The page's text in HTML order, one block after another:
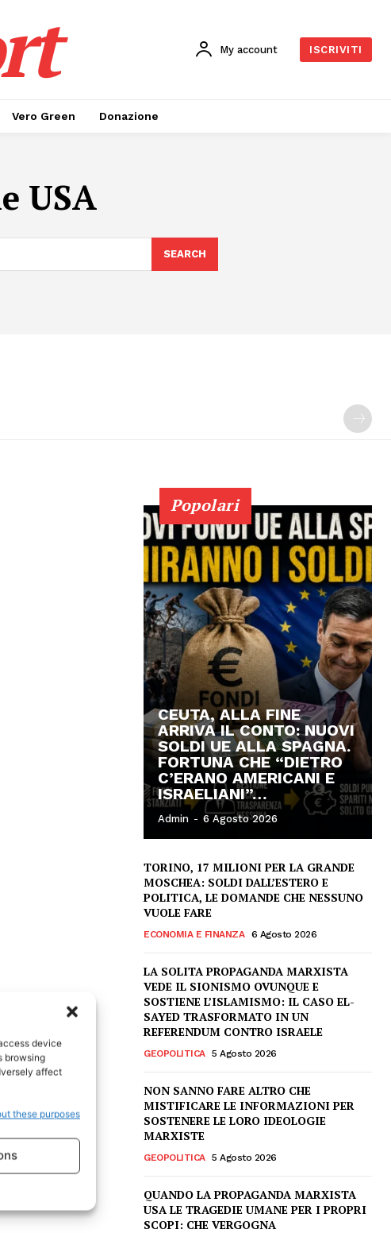
device
browsing
affect
these purposes
My account ISCRIVITI
Vero Green Donazione
USA
SEARCH
Popolari
CEUTA, ALLA FINE
ARRIVA IL CONTO: NUOVI
SOLDI UE ALLA SPAGNA.
FORTUNA CHE “DIETRO
C’ERANO AMERICANI E
ISRAELIANI”…
Admin - 6 Agosto 2026
TORINO, 17 MILIONI PER LA GRANDE
MOSCHEA: SOLDI DALL’ESTERO E
POLITICA, LE DOMANDE CHE NESSUNO
VUOLE FARE
ECONOMIA E FINANZA 6 Agosto 2026
LA SOLITA PROPAGANDA MARXISTA
VEDE IL SIONISMO OVUNQUE E
SOSTIENE L’ISLAMISMO: IL CASO EL-
SAYED TRASFORMATO IN UN
REFERENDUM CONTRO ISRAELE
GEOPOLITICA 5 Agosto 2026
NON SANNO FARE ALTRO CHE
MISTIFICARE LE INFORMAZIONI PER
SOSTENERE LE LORO IDEOLOGIE
MARXISTE
GEOPOLITICA 5 Agosto 2026
QUANDO LA PROPAGANDA MARXISTA
USA LE TRAGEDIE UMANE PER I PROPRI
SCOPI: CHE VERGOGNA